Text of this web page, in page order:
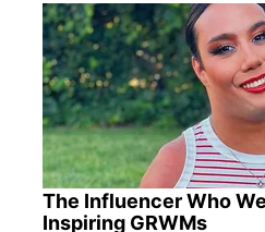
The Influencer Who
Inspiring GRWMs